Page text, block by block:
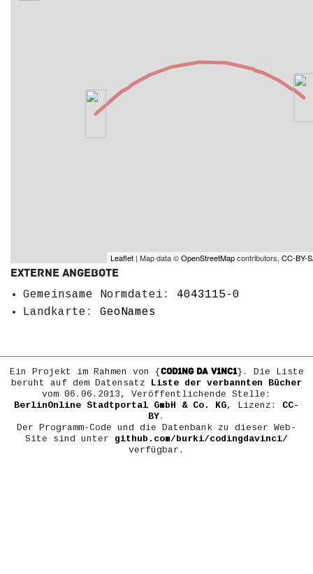
Leaflet | Map data ©OpenStreetMapcontributors, CC-BY-
Externe Angebote
Gemeinsame Normdatei: 4043115-0
Landkarte: GeoNames
Ein Projekt im Rahmen von {COD1NG DA V1NC1}. Die Liste
beruht auf dem Datensatz Liste der verbannten Bücher
vom 06.06.2013, Veröffentlichende Stelle:
BerlinOnline Stadtportal GmbH & Co. KG, Lizenz: CC-
BY.
Der Programm-Code und die Datenbank zu dieser Web-
Site sind unter github.com/burki/codingdavinci/
verfügbar.